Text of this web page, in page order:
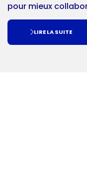
pour mieux
LIRE LA SUITE